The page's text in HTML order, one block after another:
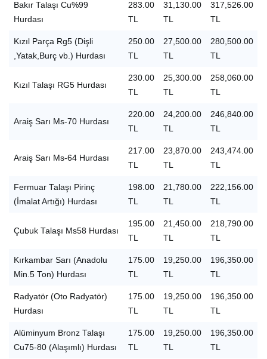
Bakır Talaşı Cu%99
Hurdası
283.00
TL
31,130.00
TL
317,526.00
TL
Kızıl Parça Rg5 (Dişli
,Yatak,Burç vb.) Hurdası
250.00
TL
27,500.00
TL
280,500.00
TL
Kızıl Talaşı RG5 Hurdası
230.00
TL
25,300.00
TL
258,060.00
TL
Araiş Sarı Ms-70 Hurdası
220.00
TL
24,200.00
TL
246,840.00
TL
Araiş Sarı Ms-64 Hurdası
217.00
TL
23,870.00
TL
243,474.00
TL
Fermuar Talaşı Pirinç
(İmalat Artığı) Hurdası
198.00
TL
21,780.00
TL
222,156.00
TL
Çubuk Talaşı Ms58 Hurdası
195.00
TL
21,450.00
TL
218,790.00
TL
Kırkambar Sarı (Anadolu
Min.5 Ton) Hurdası
175.00
TL
19,250.00
TL
196,350.00
TL
Radyatör (Oto Radyatör)
Hurdası
175.00
TL
19,250.00
TL
196,350.00
TL
Alüminyum Bronz Talaşı
Cu75-80 (Alaşımlı) Hurdası
175.00
TL
19,250.00
TL
196,350.00
TL